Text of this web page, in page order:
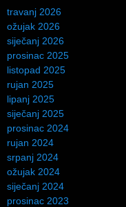
travanj 2026
ožujak 2026
siječanj 2026
prosinac 2025
listopad 2025
rujan 2025
lipanj 2025
siječanj 2025
prosinac 2024
rujan 2024
srpanj 2024
ožujak 2024
siječanj 2024
prosinac 2023